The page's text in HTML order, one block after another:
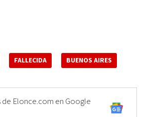
FALLECIDA BUENOS AIRES
de Elonce.com en Google